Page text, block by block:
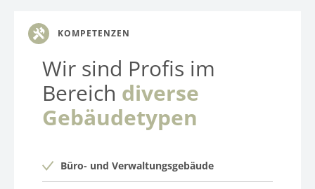
KOMPETENZEN
Wir sind Profis im
Bereich diverse
Gebäudetypen
Büro- und Verwaltungsgebäude